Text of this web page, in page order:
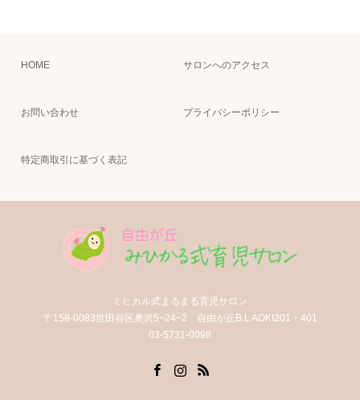
HOME サロンへのアクセス
お問い合わせ プライバシーポリシー
特定商取引に基づく表記
ミヒカル式まるまる育児サロン
〒158-0083世田谷区奥沢5−24−2 自由が丘B.L AOKI201・401
03-5731-0098